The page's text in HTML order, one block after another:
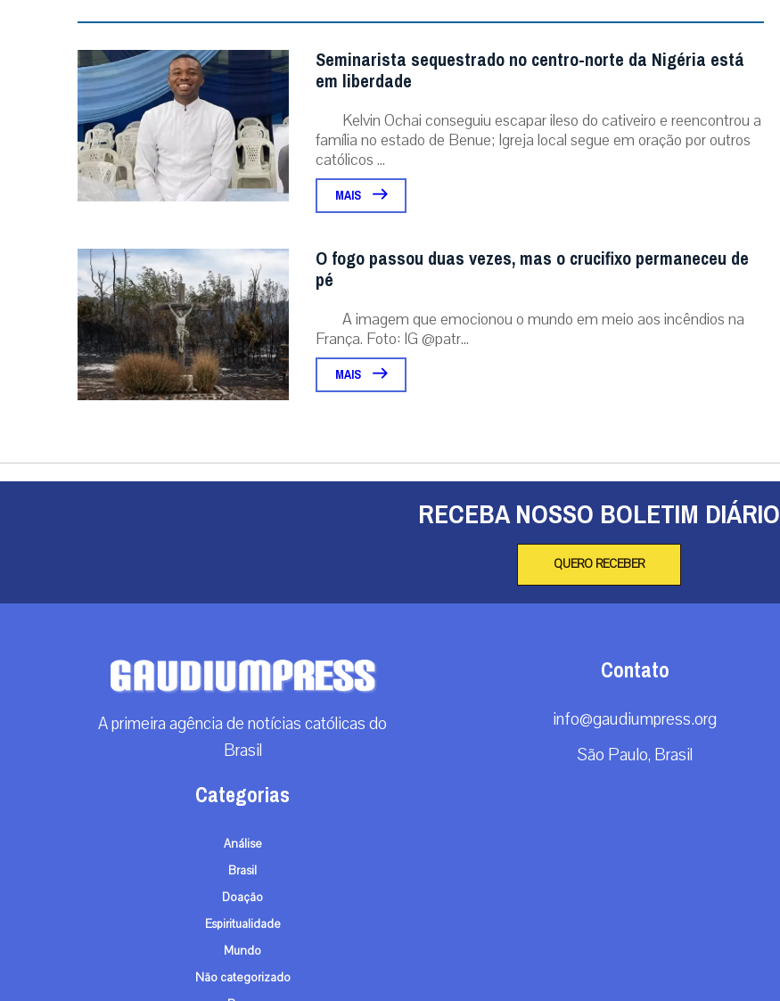
Seminarista sequestrado no centro-norte da Nigéria está
em liberdade
Kelvin Ochai conseguiu escapar ileso do cativeiro e reencontrou a
família no estado de Benue; Igreja local segue em oração por outros
católicos ...
MAIS
O fogo passou duas vezes, mas o crucifixo permaneceu de
pé
A imagem que emocionou o mundo em meio aos incêndios na
França. Foto: IG @patr...
MAIS
RECEBA NOSSO BOLETIM DIÁRIO
QUERO RECEBER
A primeira agência de notícias católicas do
Brasil
Categorias
Análise
Brasil
Doação
Espiritualidade
Mundo
Não categorizado
Contato
info@gaudiumpress.org
São Paulo, Brasil